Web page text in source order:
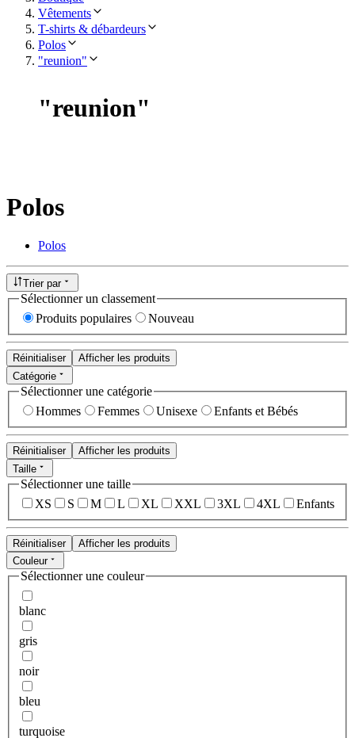
Vêtements
T-shirts & débardeurs
Polos
"reunion"
"reunion"
Polos
Polos
Trier par
Sélectionner un classement
Produits populaires
Nouveau
Réinitialiser
Afficher les produits
Catégorie
Sélectionner une catégorie
Hommes
Femmes Unisexe Enfants et Bébés
Réinitialiser
Afficher les produits
Taille
Sélectionner une taille
XS
S M L XL XXL 3XL 4XL Enfants
Réinitialiser
Afficher les produits
Couleur
Sélectionner une couleur
blanc
gris
noir
bleu
turquoise